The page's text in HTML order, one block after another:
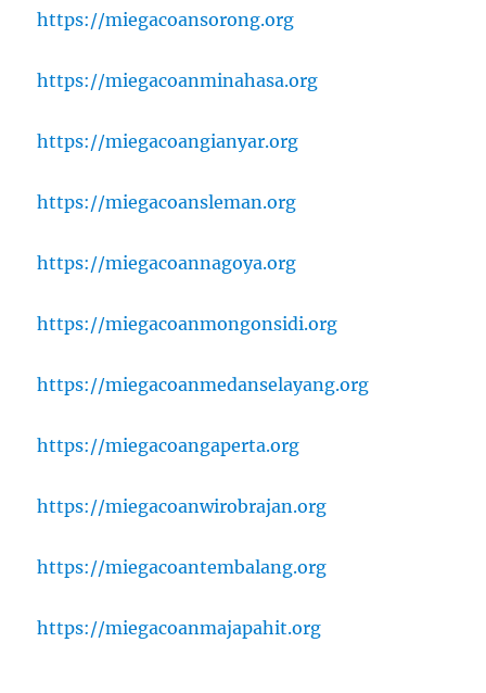
https://miegacoansorong.org
https://miegacoanminahasa.org
https://miegacoangianyar.org
https://miegacoansleman.org
https://miegacoannagoya.org
https://miegacoanmongonsidi.org
https://miegacoanmedanselayang.org
https://miegacoangaperta.org
https://miegacoanwirobrajan.org
https://miegacoantembalang.org
https://miegacoanmajapahit.org